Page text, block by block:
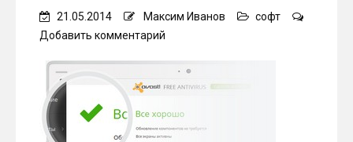
21.05.2014 Максим Иванов
софт
Добавить комментарий
обновился
версии
avast!